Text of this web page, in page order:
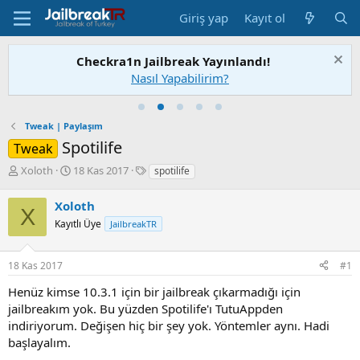
Giriş yap Kayıt ol
Checkra1n Jailbreak Yayınlandı!
Nasıl Yapabilirim?
Tweak | Paylaşım
Tweak Spotilife
K
n
u
S
h
i
Xoloth
B
ş
l
a
g
t
a
r
18 Kas 2017
E
k
e
l
spotilife
X Xoloth
Kayıtlı Üye JailbreakTR
18 Kas 2017 #1
Henüz kimse 10.3.1 için bir jailbreak çıkarmadığı için
jailbreakım yok. Bu yüzden Spotilife'ı TutuAppden
indiriyorum. Değişen hiç bir şey yok. Yöntemler aynı. Hadi
başlayalım.